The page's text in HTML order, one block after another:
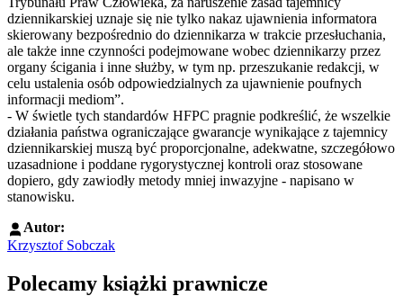
dziennikarskiej uznaje się nie tylko nakaz ujawnienia informatora
skierowany bezpośrednio do dziennikarza w trakcie przesłuchania,
ale także inne czynności podejmowane wobec dziennikarzy przez
organy ścigania i inne służby, w tym np. przeszukanie redakcji, w
celu ustalenia osób odpowiedzialnych za ujawnienie poufnych
informacji mediom”.
- W świetle tych standardów HFPC pragnie podkreślić, że wszelkie
działania państwa ograniczające gwarancje wynikające z tajemnicy
dziennikarskiej muszą być proporcjonalne, adekwatne, szczegółowo
uzasadnione i poddane rygorystycznej kontroli oraz stosowane
dopiero, gdy zawiodły metody mniej inwazyjne - napisano w
stanowisku.
Autor:
Krzysztof Sobczak
Polecamy książki prawnicze